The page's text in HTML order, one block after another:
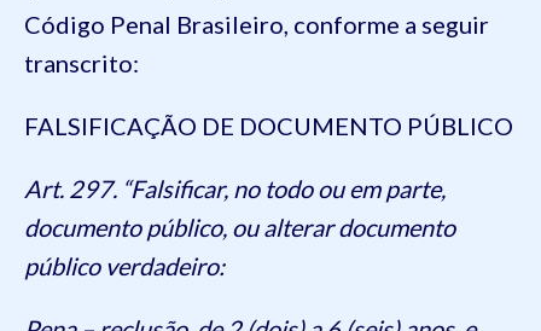
Código Penal Brasileiro, conforme a seguir
transcrito:
FALSIFICAÇÃO DE DOCUMENTO PÚBLICO
Art. 297. “Falsificar, no todo ou em parte,
documento público, ou alterar documento
público verdadeiro: